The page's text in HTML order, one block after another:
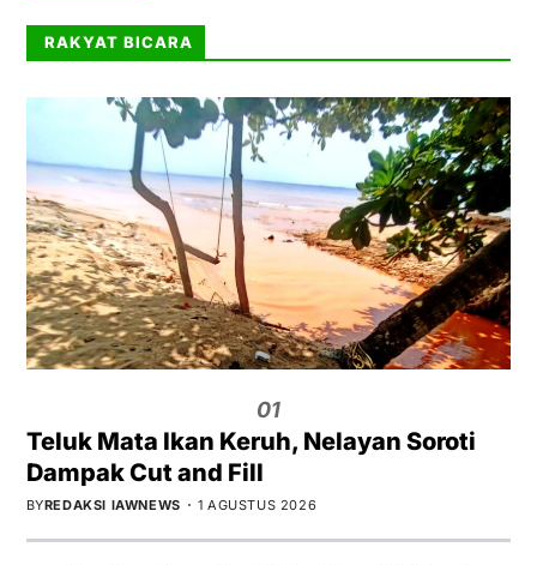
RAKYAT BICARA
01
Teluk Mata Ikan Keruh, Nelayan Soroti
Dampak Cut and Fill
BYREDAKSI IAWNEWS 1 AGUSTUS 2026